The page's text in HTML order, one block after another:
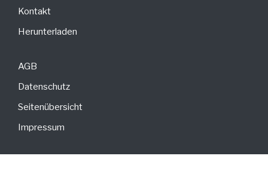
Kontakt
Herunterladen
AGB
Datenschutz
Seitenübersicht
Impressum